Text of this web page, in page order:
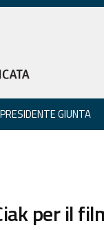
PRESIDENTE GIUNTA
per il